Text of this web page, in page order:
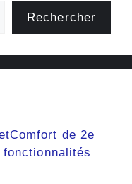
Rechercher
de 2e